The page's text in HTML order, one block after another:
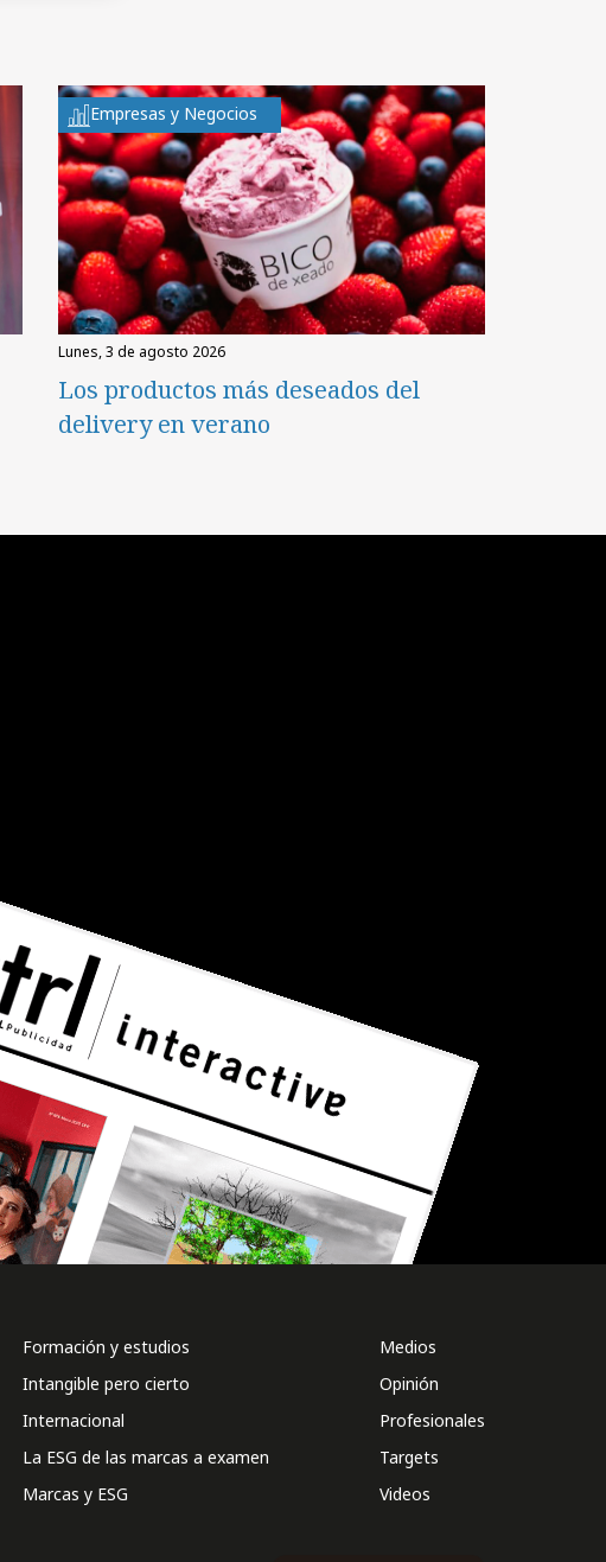
Empresas y Negocios
lunes, 3 de agosto 2026
Los productos más deseados del
delivery en verano
Formación y estudios
Intangible pero cierto
Internacional
La ESG de las marcas a examen
Marcas y ESG
Medios
Opinión
Profesionales
Targets
Videos